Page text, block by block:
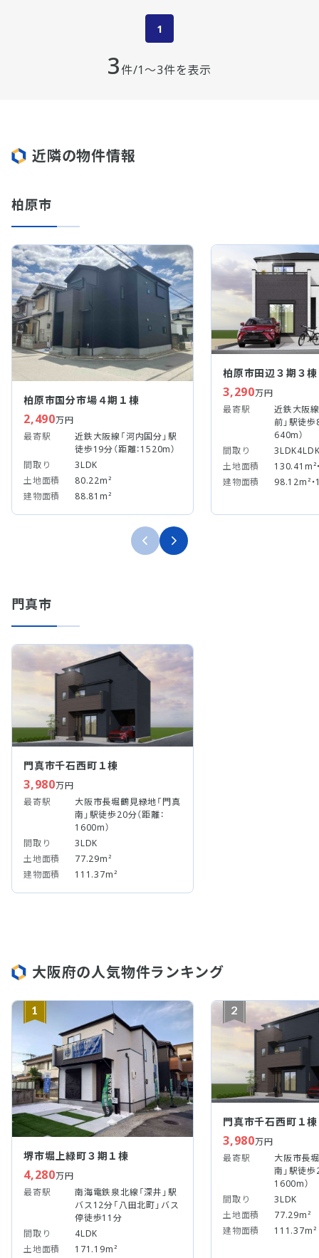
3件/1～3件を表示
1
近隣の物件情報
柏原市
柏原市国分市場４期１棟
2,490万円
最寄駅
近鉄大阪線「河内国分」駅
徒歩19分（距離：1520m）
間取り
3LDK
土地面積
80.22m²
建物面積
88.81m²
柏原市田辺３期３棟
3,290万円
最寄駅
近鉄大阪
前」駅徒歩
640m）
間取り
土地面積
130.41m²
建物面積
98.12m²
門真市
門真市千石西町１棟
3,980万円
最寄駅
大阪市長堀鶴見緑地「門真
南」駅徒歩20分（距離：
1600m）
間取り
3LDK
土地面積
77.29m²
建物面積
111.37m²
大阪府の人気物件ランキング
1
堺市堀上緑町３期１棟
4,280万円
最寄駅
南海電鉄泉北線「深井」駅
バス12分「八田北町」バス
停徒歩11分
間取り
4LDK
土地面積
171.19m²
2
門真市千石西町１棟
3,980万円
最寄駅
大阪市長
南」駅徒歩
1600m）
間取り
3LDK
土地面積
77.29m²
建物面積
111.37m²